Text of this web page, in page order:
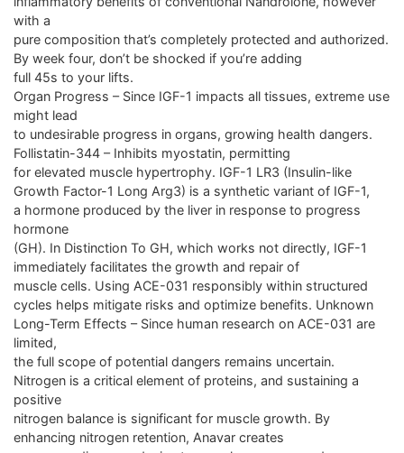
with a
pure composition that’s completely protected and authorized.
By week four, don’t be shocked if you’re adding
full 45s to your lifts.
Organ Progress – Since IGF-1 impacts all tissues, extreme use
might lead
to undesirable progress in organs, growing health dangers.
Follistatin-344 – Inhibits myostatin, permitting
for elevated muscle hypertrophy. IGF-1 LR3 (Insulin-like
Growth Factor-1 Long Arg3) is a synthetic variant of IGF-1,
a hormone produced by the liver in response to progress
hormone
(GH). In Distinction To GH, which works not directly, IGF-1
immediately facilitates the growth and repair of
muscle cells. Using ACE-031 responsibly within structured
cycles helps mitigate risks and optimize benefits. Unknown
Long-Term Effects – Since human research on ACE-031 are
limited,
the full scope of potential dangers remains uncertain.
Nitrogen is a critical element of proteins, and sustaining a
positive
nitrogen balance is significant for muscle growth. By
enhancing nitrogen retention, Anavar creates